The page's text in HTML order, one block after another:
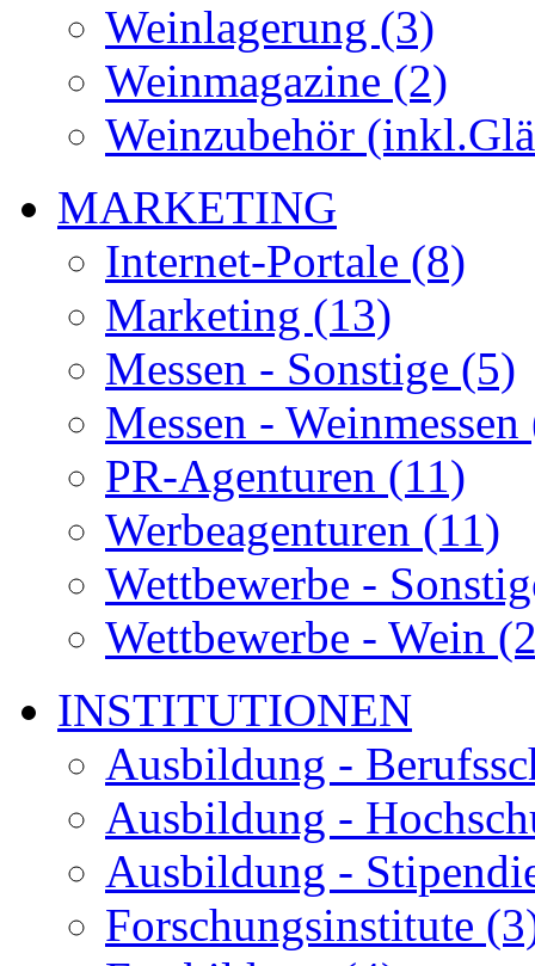
Weinlagerung (3)
Weinmagazine (2)
Weinzubehör
MARKETING
Internet-Portale (8)
Marketing (13)
Messen - Sonstige (5)
Messen -
PR-Agenturen (11)
Werbeagenturen (11)
Wettbewerbe -
Wettbewerbe - Wein
INSTITUTIONEN
Ausbildung -
Ausbildung -
Ausbildung -
Forschungsinstitute